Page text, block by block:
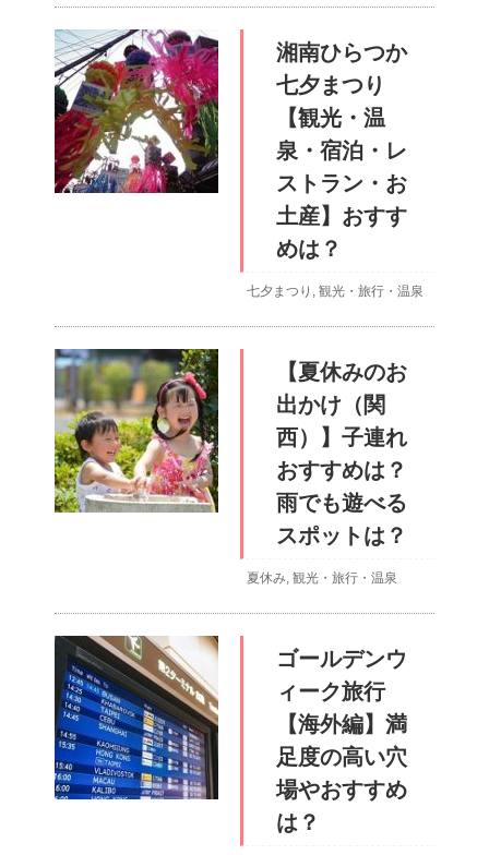
湘南ひらつか
七夕まつり
【観光・温
泉・宿泊・レ
ストラン・お
土産】おすす
めは？
七夕まつり , 観光・旅行・温泉
【夏休みのお
出かけ（関
西）】子連れ
おすすめは？
雨でも遊べる
スポットは？
夏休み, 観光・旅行・温泉
ゴールデンウ
ィーク旅行
【海外編】満
足度の高い穴
場やおすすめ
は？